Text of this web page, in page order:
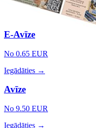
E-Avīze
No 0.65 EUR
Iegādāties →
Avīze
No 9.50 EUR
Iegādāties →